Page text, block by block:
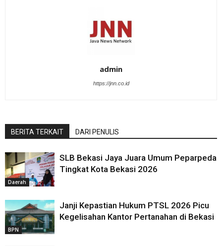
admin
https://jnn.co.id
BERITA TERKAIT DARI PENULIS
Daerah
SLB Bekasi Jaya Juara Umum Peparpeda
Tingkat Kota Bekasi 2026
BPN
Janji Kepastian Hukum PTSL 2026 Picu
Kegelisahan Kantor Pertanahan di Bekasi